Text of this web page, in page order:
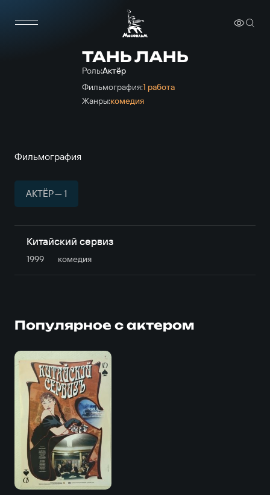
ТАНЬ ЛАНЬ
Роль:Актёр
Фильмография:1 работа
Жанры:комедия
Фильмография
АКТЁР — 1
Китайский сервиз
1999 комедия
Популярное с актером